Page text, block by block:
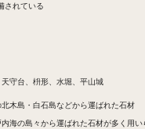
されている
守台、枡形、水堀、平山城
木島・白石島などから運ばれた石材
海の島々から運ばれた石材が多く用